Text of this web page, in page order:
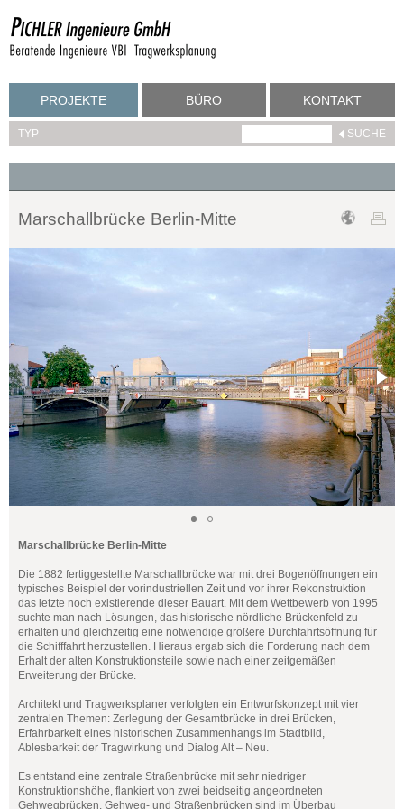
PROJEKTE BÜRO KONTAKT
TYP
Marschallbrücke Berlin-Mitte
Marschallbrücke Berlin-Mitte
Die 1882 fertiggestellte Marschallbrücke war mit drei Bogenöffnungen ein
typisches Beispiel der vorindustriellen Zeit und vor ihrer Rekonstruktion
das letzte noch existierende dieser Bauart. Mit dem Wettbewerb von 1995
suchte man nach Lösungen, das historische nördliche Brückenfeld zu
erhalten und gleichzeitig eine notwendige größere Durchfahrtsöffnung für
die Schifffahrt herzustellen. Hieraus ergab sich die Forderung nach dem
Erhalt der alten Konstruktionsteile sowie nach einer zeitgemäßen
Erweiterung der Brücke.
Architekt und Tragwerksplaner verfolgten ein Entwurfskonzept mit vier
zentralen Themen: Zerlegung der Gesamtbrücke in drei Brücken,
Erfahrbarkeit eines historischen Zusammenhangs im Stadtbild,
Ablesbarkeit der Tragwirkung und Dialog Alt – Neu.
Es entstand eine zentrale Straßenbrücke mit sehr niedriger
Konstruktionshöhe, flankiert von zwei beidseitig angeordneten
Gehwegbrücken. Gehweg- und Straßenbrücken sind im Überbau